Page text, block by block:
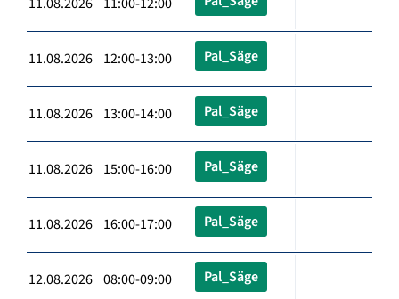
11.08.2026 12:00-13:00 Pal_Säge
11.08.2026 13:00-14:00 Pal_Säge
11.08.2026 15:00-16:00 Pal_Säge
11.08.2026 16:00-17:00 Pal_Säge
12.08.2026 08:00-09:00 Pal_Säge